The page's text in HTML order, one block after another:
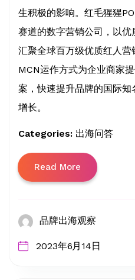
生积极的影响。红毛猩猩
赛道的数字营销公司，以优
汇聚全球百万级优质红人
MCN运作方式为企业商家
案，快速提升品牌的国际
增长。
Categories: 出海问答
Read More
品牌出海观察
2023年6月14日